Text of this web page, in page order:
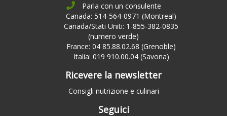
Parla con un consulente
Canada: 514-564-0971 (Montreal)
Canada/Stati Uniti: 1-855-382-0835
(numero verde)
France: 04 85.88.02.68 (Grenoble)
Italia: 019 910.00.04 (Savona)
Ricevere la newsletter
Consigli nutrizione e culinari
Seguici